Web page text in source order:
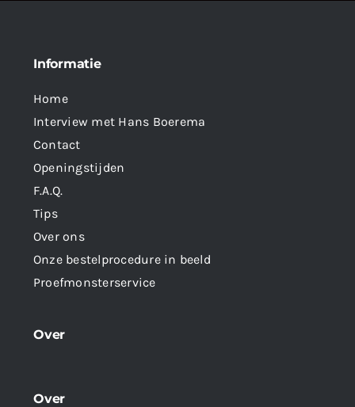
Informatie
Home
Interview met Hans Boerema
Contact
Openingstijden
F.A.Q.
Tips
Over ons
Onze bestelprocedure in beeld
Proefmonsterservice
Over
Over